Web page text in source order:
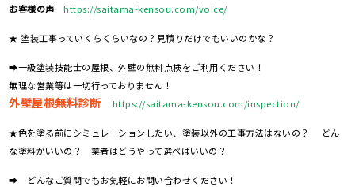
お客様の声
https://saitama-kensou.com/voice/
★ 塗装工事っていくらくらいなの？見積りだけでもいいのかな？
➡一級塗装技能士の屋根、外壁の無料点検をご利用ください！
無理な営業等は一切行っておりません！
外壁屋根無料診断 https://saitama-kensou.com/inspection/
★色を塗る前にシミュレーションしたい、塗装以外の工事方法はないの？ どん
な塗料がいいの？ 業者はどうやって選べばいいの？
➡ どんなご質問でもお気軽にお問い合わせください！